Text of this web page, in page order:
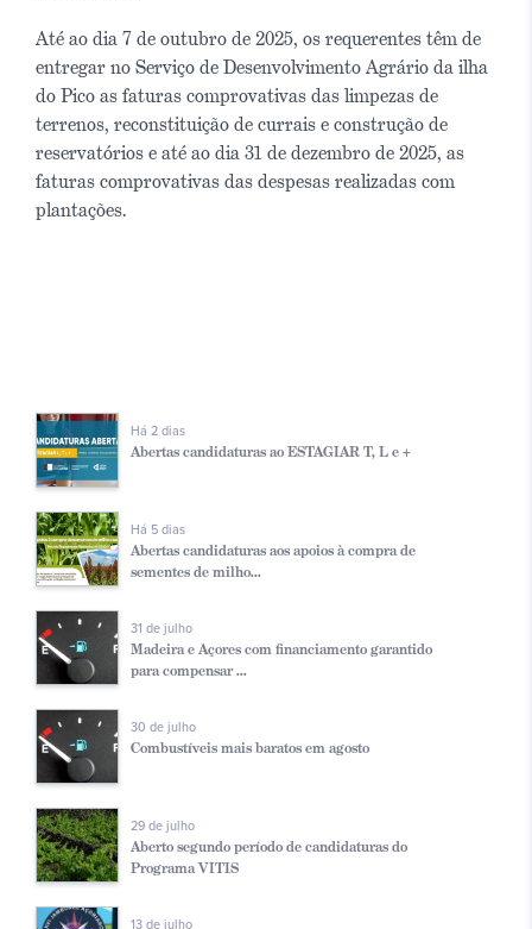
Até ao dia 7 de outubro de 2025, os requerentes têm de
entregar no Serviço de Desenvolvimento Agrário da ilha
do Pico as faturas comprovativas das limpezas de
terrenos, reconstituição de currais e construção de
reservatórios e até ao dia 31 de dezembro de 2025, as
faturas comprovativas das despesas realizadas com
plantações.
Há 2 dias
Abertas candidaturas ao ESTAGIAR T, L e +
Há 5 dias
Abertas candidaturas aos apoios à compra de
sementes de milho...
31 de julho
Madeira e Açores com financiamento garantido
para compensar ...
30 de julho
Combustíveis mais baratos em agosto
29 de julho
Aberto segundo período de candidaturas do
Programa VITIS
13 de julho